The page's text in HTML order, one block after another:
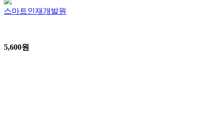
스마트인재개발원
5,600원